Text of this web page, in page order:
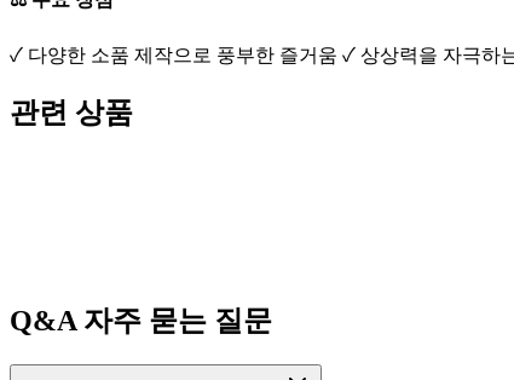
✓ 다양한 소품 제작으로 풍부한 즐거움 ✓ 상상력을 자극
관련 상품
Q&A 자주 묻는 질문